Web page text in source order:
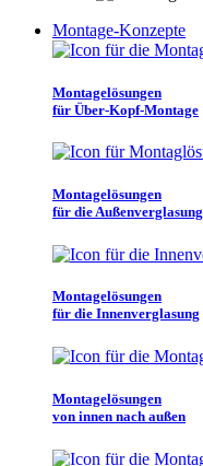
Montage-Konzepte
Montagelösungen
für Über-Kopf-Montage
Montagelösungen
für die Außenverglasung
Montagelösungen
für die Innenverglasung
Montagelösungen
von innen nach außen